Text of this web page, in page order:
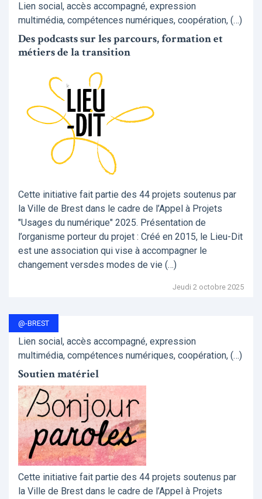
Lien social, accès accompagné, expression
multimédia, compétences numériques, coopération, (…)
Des podcasts sur les parcours, formation et
métiers de la transition
Cette initiative fait partie des 44 projets soutenus par
la Ville de Brest dans le cadre de l’Appel à Projets
"Usages du numérique" 2025. Présentation de
l’organisme porteur du projet : Créé en 2015, le Lieu-Dit
est une association qui vise à accompagner le
changement versdes modes de vie (…)
Jeudi 2 octobre 2025
@-BREST
Lien social, accès accompagné, expression
multimédia, compétences numériques, coopération, (…)
Soutien matériel
Cette initiative fait partie des 44 projets soutenus par
la Ville de Brest dans le cadre de l’Appel à Projets